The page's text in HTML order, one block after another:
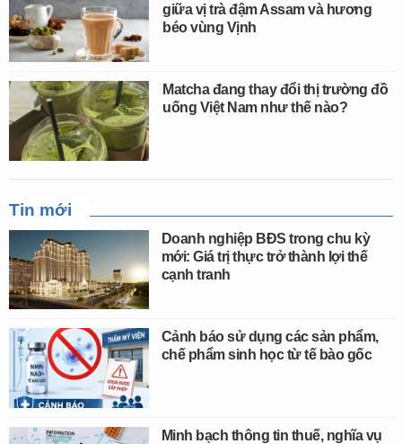
giữa vị trà đậm Assam và hương
béo vùng Vịnh
Matcha đang thay đổi thị trường đồ
uống Việt Nam như thế nào?
Tin mới
Doanh nghiệp BĐS trong chu kỳ
mới: Giá trị thực trở thành lợi thế
cạnh tranh
Cảnh báo sử dụng các sản phẩm,
chế phẩm sinh học từ tế bào gốc
Minh bạch thông tin thuế, nghĩa vụ